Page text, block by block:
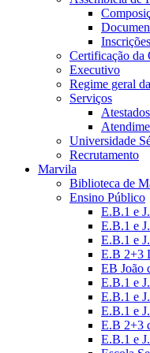
Certificação da
Executivo
Regime geral
Serviços
Atestados
Universidade
Recrutamento
Marvila
Biblioteca de
Ensino Público
E.B.1 e
E.B.1 e
E.B.1 e
E.B 2+3
EB João
E.B.1 e
E.B.1 e
E.B.1 e
E.B 2+3
E.B.1 e